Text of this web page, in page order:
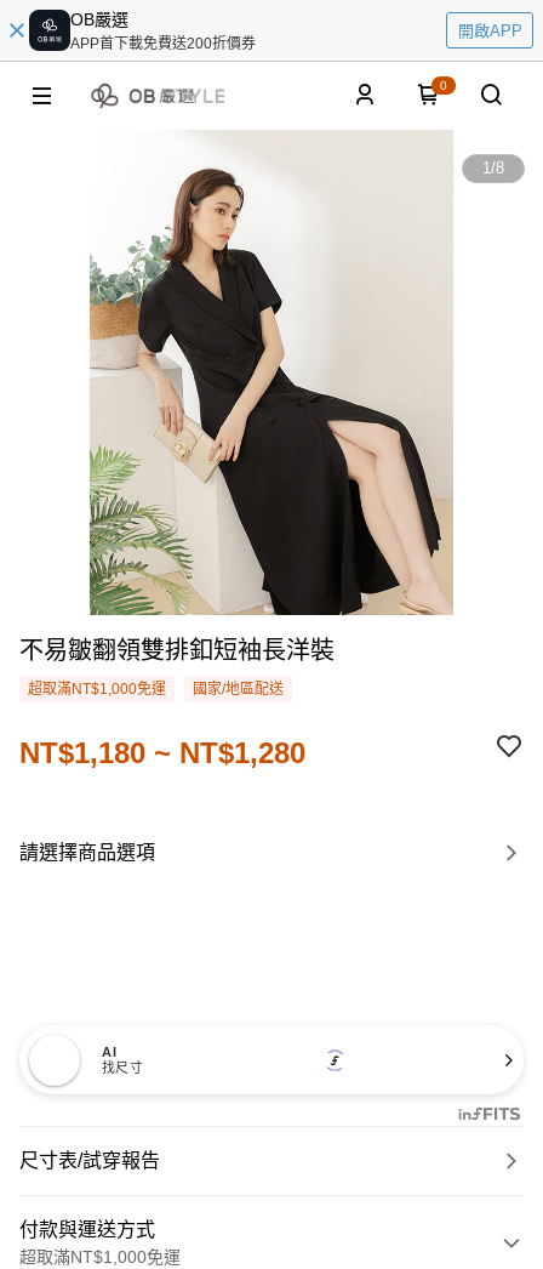
OB嚴選
APP首下載免費送200折價券
開啟APP
0
1/8
不易皺翻領雙排釦短袖長洋裝
超取滿NT$1,000免運 國家/地區配送
NT$1,180 ~ NT$1,280
請選擇商品選項
AI
找尺寸
尺寸表/試穿報告
付款與運送方式
超取滿NT$1,000免運